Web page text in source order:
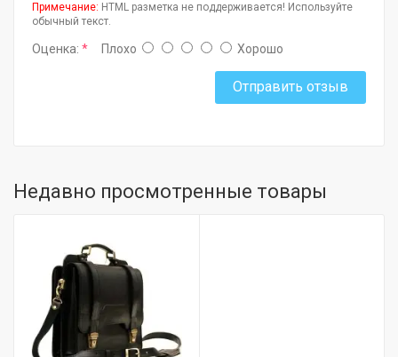
Примечание: HTML разметка не поддерживается! Используйте
обычный текст.
Оценка: Плохо Хорошо
Отправить отзыв
Недавно просмотренные товары